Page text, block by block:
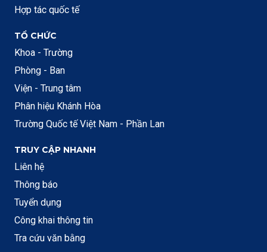
Hợp tác quốc tế
TỔ CHỨC
Khoa - Trường
Phòng - Ban
Viện - Trung tâm
Phân hiệu Khánh Hòa
Trường Quốc tế Việt Nam - Phần Lan
TRUY CẬP NHANH
Liên hệ
Thông báo
Tuyển dụng
Công khai thông tin
Tra cứu văn bằng